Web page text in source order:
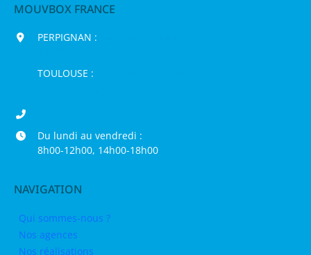
MOUVBOX FRANCE
PERPIGNAN :
TOULOUSE :
Du lundi au vendredi :
8h00-12h00, 14h00-18h00
NAVIGATION
Qui sommes-nous ?
Nos agences
Nos réalisations